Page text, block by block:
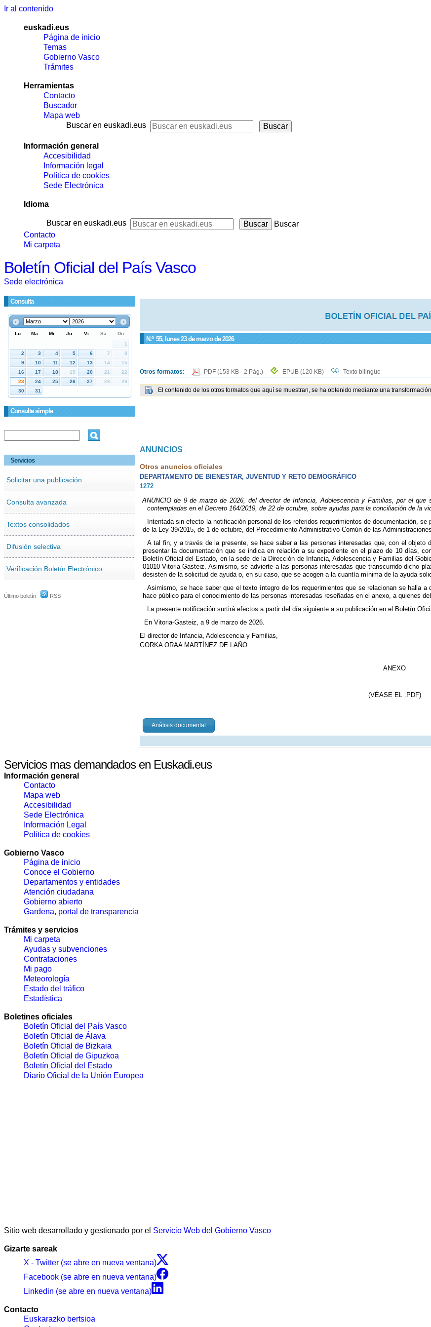
Ir al contenido
euskadi.eus
Página de inicio
Temas
Gobierno Vasco
Trámites
Herramientas
Contacto
Buscador
Mapa web
Buscar en euskadi.eus
Información general
Accesibilidad
Información legal
Política de cookies
Sede Electrónica
Idioma
Buscar en euskadi.eus
Buscar
Contacto
Mi carpeta
Boletín Oficial del País Vasco
Sede electrónica
Consulta
Consulta simple
Servicios
Solicitar una publicación
Consulta avanzada
Textos consolidados
Difusión selectiva
Verificación Boletín Electrónico
Último boletín RSS
N.º 55, lunes 23 de marzo de 2026
Otros formatos: PDF (153 KB - 2 Pág.) EPUB (120 KB) Texto bilingüe
El contenido de los otros formatos que aquí se muestran, se ha obtenido mediante una
ANUNCIOS
Otros anuncios oficiales
DEPARTAMENTO DE BIENESTAR, JUVENTUD Y RETO DEMOGRÁFICO
1272
ANUNCIO de 9 de marzo de 2026, del director de Infancia, Adolescencia y Familias, por el
contempladas en el Decreto 164/2019, de 22 de octubre, sobre ayudas para la conciliación de la
Intentada sin efecto la notificación personal de los referidos requerimientos de documentación,
de la Ley 39/2015, de 1 de octubre, del Procedimiento Administrativo Común de las
A tal fin, y a través de la presente, se hace saber a las personas interesadas que, con el objeto
presentar la documentación que se indica en relación a su expediente en el plazo de 10 días,
Boletín Oficial del Estado, en la sede de la Dirección de Infancia, Adolescencia y Familias del
01010 Vitoria-Gasteiz. Asimismo, se advierte a las personas interesadas que transcurrido dicho
desisten de la solicitud de ayuda o, en su caso, que se acogen a la cuantía mínima de la ayuda
Asimismo, se hace saber que el texto íntegro de los requerimientos que se relacionan se halla
hace público para el conocimiento de las personas interesadas reseñadas en el anexo, a quienes
La presente notificación surtirá efectos a partir del día siguiente a su publicación en el Boletín
En Vitoria-Gasteiz, a 9 de marzo de 2026.
El director de Infancia, Adolescencia y Familias,
GORKA ORAA MARTÍNEZ DE LAÑO.
ANEXO
(VÉASE EL .PDF)
Análisis documental
Servicios mas demandados en Euskadi.eus
Información general
Contacto
Mapa web
Accesibilidad
Sede Electrónica
Información Legal
Política de cookies
Gobierno Vasco
Página de inicio
Conoce el Gobierno
Departamentos y entidades
Atención ciudadana
Gobierno abierto
Gardena, portal de transparencia
Trámites y servicios
Mi carpeta
Ayudas y subvenciones
Contrataciones
Mi pago
Meteorología
Estado del tráfico
Estadística
Boletines oficiales
Boletín Oficial del País Vasco
Boletín Oficial de Álava
Boletín Oficial de Bizkaia
Boletín Oficial de Gipuzkoa
Boletín Oficial del Estado
Diario Oficial de la Unión Europea
Sitio web desarrollado y gestionado por el Servicio Web del Gobierno Vasco
Gizarte sareak
X - Twitter (se abre en nueva ventana)
Facebook (se abre en nueva ventana)
Linkedin (se abre en nueva ventana)
Contacto
Euskarazko bertsioa